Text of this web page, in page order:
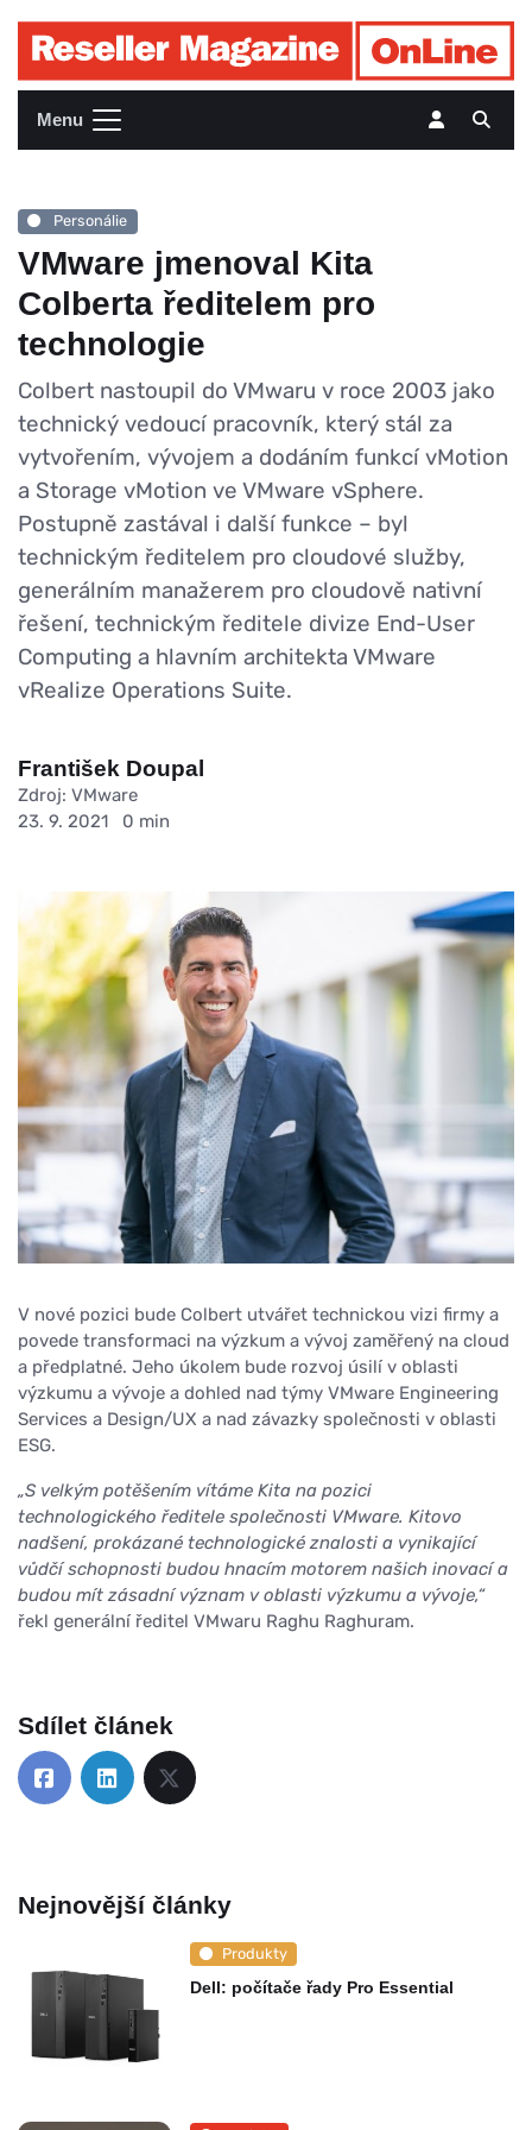
Menu
Personálie
VMware jmenoval Kita
Colberta ředitelem pro
technologie
Colbert nastoupil do VMwaru v roce 2003 jako
technický vedoucí pracovník, který stál za
vytvořením, vývojem a dodáním funkcí vMotion
a Storage vMotion ve VMware vSphere.
Postupně zastával i další funkce – byl
technickým ředitelem pro cloudové služby,
generálním manažerem pro cloudově nativní
řešení, technickým ředitele divize End-User
Computing a hlavním architekta VMware
vRealize Operations Suite.
František Doupal
Zdroj: VMware
23. 9. 2021
0 min
V nové pozici bude Colbert utvářet technickou vizi firmy a
povede transformaci na výzkum a vývoj zaměřený na cloud
a předplatné. Jeho úkolem bude rozvoj úsilí v oblasti
výzkumu a vývoje a dohled nad týmy VMware Engineering
Services a Design/UX a nad závazky společnosti v oblasti
ESG.
„S velkým potěšením vítáme Kita na pozici
technologického ředitele společnosti VMware. Kitovo
nadšení, prokázané technologické znalosti a vynikající
vůdčí schopnosti budou hnacím motorem našich inovací a
budou mít zásadní význam v oblasti výzkumu a vývoje,“
řekl generální ředitel VMwaru Raghu Raghuram.
Sdílet článek
Nejnovější články
Produkty
Dell: počítače řady Pro Essential